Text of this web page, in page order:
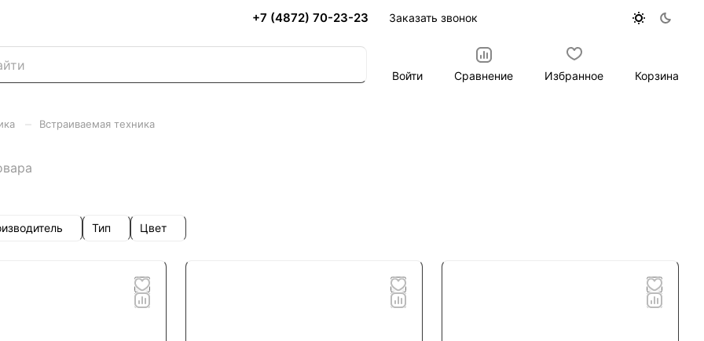
+7 (4872) 70-23-23 Заказать звонок
Войти Сравнение Избранное Корзина
Встраиваемая техника
Тип Цвет